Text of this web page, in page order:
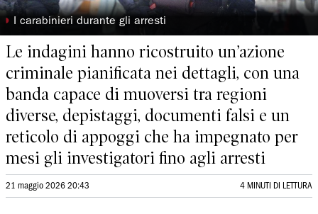
◗ I carabinieri durante gli arresti
Le indagini hanno ricostruito un’azione
criminale pianificata nei dettagli, con una
banda capace di muoversi tra regioni
diverse, depistaggi, documenti falsi e un
reticolo di appoggi che ha impegnato per
mesi gli investigatori fino agli arresti
21 maggio 2026 20:43 4 MINUTI DI LETTURA